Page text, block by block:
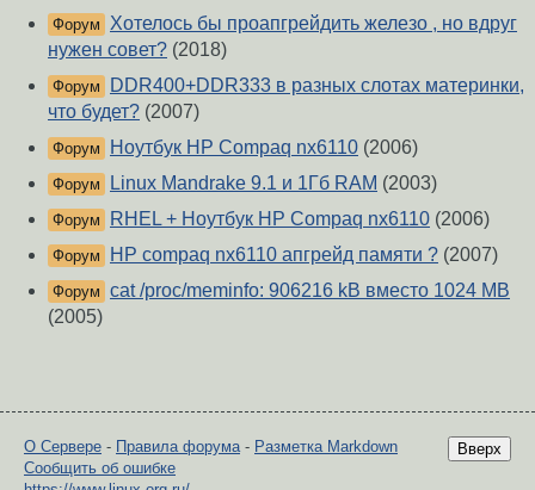
Форум
Хотелось бы проапгрейдить железо , но вдруг
нужен совет? (2018)
Форум
DDR400+DDR333 в разных слотах материнки,
что будет? (2007)
Форум Ноутбук HP Compaq nx6110 (2006)
Форум Linux Mandrake 9.1 и 1Гб RAM (2003)
Форум RHEL + Ноутбук HP Compaq nx6110 (2006)
Форум HP compaq nx6110 апгрейд памяти ? (2007)
Форум cat /proc/meminfo: 906216 kB вместо 1024 MB
(2005)
Вверх
О Сервере - Правила форума- Разметка Markdown
Сообщить об ошибке